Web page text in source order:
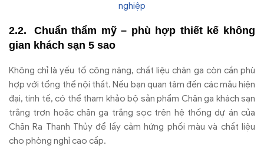
nghiệp
Chuẩn thẩm mỹ – phù hợp thiết kế không
gian khách sạn 5 sao
Không chỉ là yếu tố công năng, chất liệu chăn ga còn cần phù
hợp với tổng thể nội thất. Nếu bạn quan tâm đến các mẫu hiện
đại, tinh tế, có thể tham khảo bộ sản phẩm Chăn ga khách sạn
trắng trơn hoặc chăn ga trắng sọc trên hệ thống dự án của
Chăn Ra Thanh Thủy để lấy cảm hứng phối màu và chất liệu
cho phòng nghỉ cao cấp.